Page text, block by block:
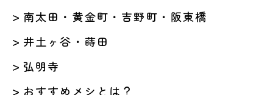
南太田・黄金町・吉野町・阪東橋
井土ヶ谷・蒔田
弘明寺
おすすめメシとは？